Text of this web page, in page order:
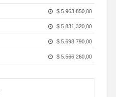
$ 5.963.850,00
$ 5.831.320,00
$ 5.698.790,00
$ 5.566.260,00